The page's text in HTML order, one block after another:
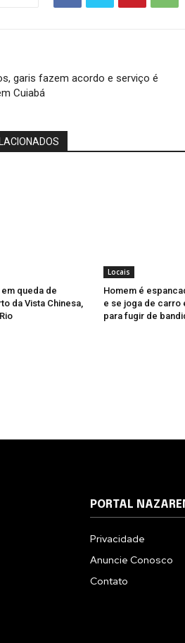
garis fazem acordo e serviço é
Cuiabá
queda de
da Vista Chinesa,
Locais
Homem é
e se joga de carro
para fugir de
PORTAL
Privacidade
Anuncie Conosco
Contato